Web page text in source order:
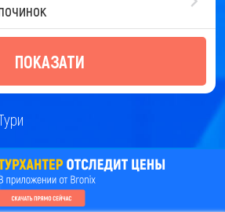
ПОКАЗАТИ